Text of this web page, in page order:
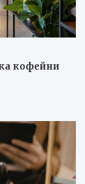
кофейни